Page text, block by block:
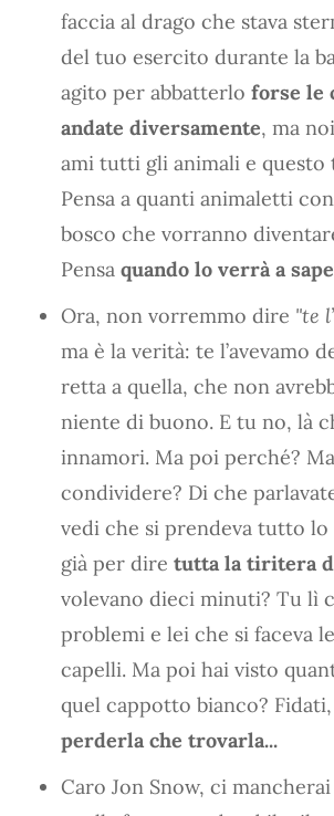
faccia al drago che stava
del tuo esercito durante la
agito per abbatterlo forse le
andate diversamente, ma
ami tutti gli animali e questo
Pensa a quanti animaletti
bosco che vorranno
Pensa quando lo verrà a
Ora, non vorremmo dire "te
ma è la verità: te l’avevamo
retta a quella, che non
niente di buono. E tu no, là
innamori. Ma poi perché?
condividere? Di che
vedi che si prendeva tutto lo
già per dire tutta la tiritera
volevano dieci minuti? Tu lì
problemi e lei che si faceva
capelli. Ma poi hai visto
quel cappotto bianco? Fidati,
perderla che trovarla...
Caro Jon Snow, ci